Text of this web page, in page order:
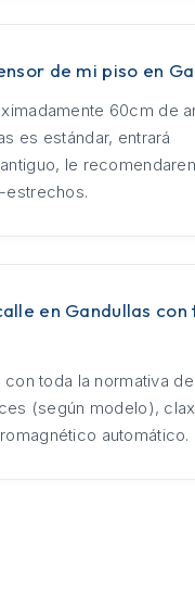
de mi piso en
60cm de
es estándar, entrará
le
estrechos.
en Gandullas con
toda la normativa
(según modelo),
automático.